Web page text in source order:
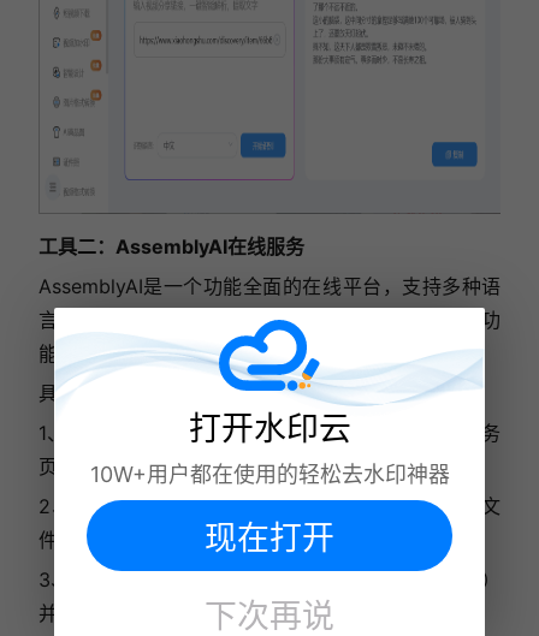
工具二：AssemblyAI在线服务
AssemblyAI是一个功能全面的在线平台，支持多种语
言的语音识别与转换。它提供了高精度的语音转文字功
能，特别适用于视频和音频文件的处理。
具体操作步骤如下：
1、登录你的AssemblyAI账户，并进入音频转文字服务
页面。
2、点击“上传文件”按钮，上传你需要转换的音频文
件。
3、在文件列表中，选择识别语言（如英语、中文等）
并设定输出格式（如TXT、SRT等）。
打开水印云
10W+用户都在使用的轻松去水印神器
现在打开
下次再说